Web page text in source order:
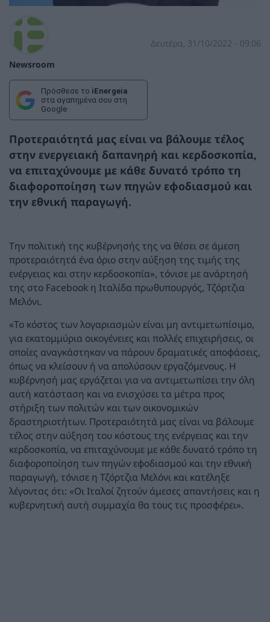
Newsroom
Δευτέρα, 31/10/2022 - 09:06
Πρόσθεσε το iEnergeia
στα αγαπημένα σου στη
Google
Προτεραιότητά μας είναι να βάλουμε τέλος
στην ενεργειακή δαπανηρή και κερδοσκοπία,
να επιταχύνουμε με κάθε δυνατό τρόπο τη
διαφοροποίηση των πηγών εφοδιασμού και
την εθνική παραγωγή.
Την πολιτική της κυβέρνησής της να θέσει σε άμεση
προτεραιότητά ένα όριο στην αύξηση της τιμής της
ενέργειας και στην κερδοσκοπία», τόνισε με ανάρτησή
της στο Facebook η Ιταλίδα πρωθυπουργός, Τζόρτζια
Μελόνι.
«Το κόστος των λογαριασμών είναι μη αντιμετωπίσιμο,
για εκατομμύρια οικογένειες και πολλές επιχειρήσεις, οι
οποίες αναγκάστηκαν να πάρουν δραματικές αποφάσεις,
όπως να κλείσουν ή να απολύσουν εργαζόμενους. Η
κυβέρνησή μας εργάζεται για να αντιμετωπίσει την όλη
αυτή κατάσταση και να ενισχύσει τα μέτρα προς
στήριξη των πολιτών και των οικονομικών
δραστηριοτήτων. Προτεραιότητά μας είναι να βάλουμε
τέλος στην αύξηση του κόστους της ενέργειας και την
κερδοσκοπία, να επιταχύνουμε με κάθε δυνατό τρόπο τη
διαφοροποίηση των πηγών εφοδιασμού και την εθνική
παραγωγή, τόνισε η Τζόρτζια Μελόνι και κατέληξε
λέγοντας ότι: «Οι Ιταλοί ζητούν άμεσες απαντήσεις και η
κυβερνητική αυτή συμμαχία θα τους τις προσφέρει».